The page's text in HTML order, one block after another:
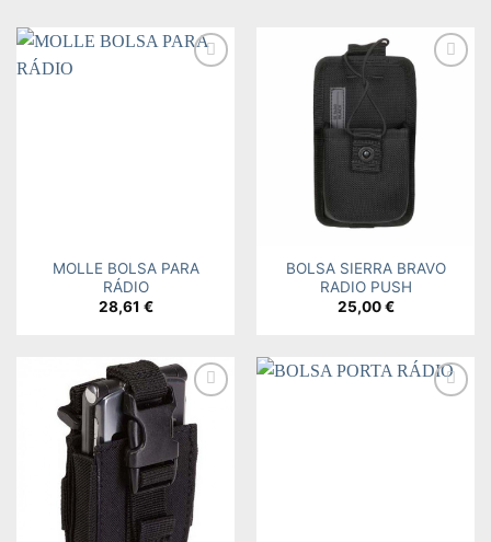
MOLLE BOLSA PARA
RÁDIO
28,61 €
BOLSA SIERRA BRAVO
RADIO PUSH
25,00€
Add to
wishlist